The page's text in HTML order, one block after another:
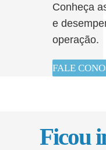
Conheça
e
operação.
FALE
Ficou